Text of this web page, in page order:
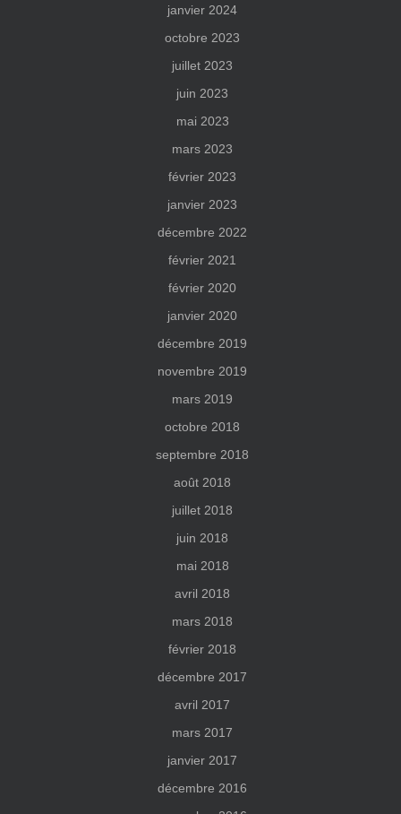
janvier 2024
octobre 2023
juillet 2023
juin 2023
mai 2023
mars 2023
février 2023
janvier 2023
décembre 2022
février 2021
février 2020
janvier 2020
décembre 2019
novembre 2019
mars 2019
octobre 2018
septembre 2018
août 2018
juillet 2018
juin 2018
mai 2018
avril 2018
mars 2018
février 2018
décembre 2017
avril 2017
mars 2017
janvier 2017
décembre 2016